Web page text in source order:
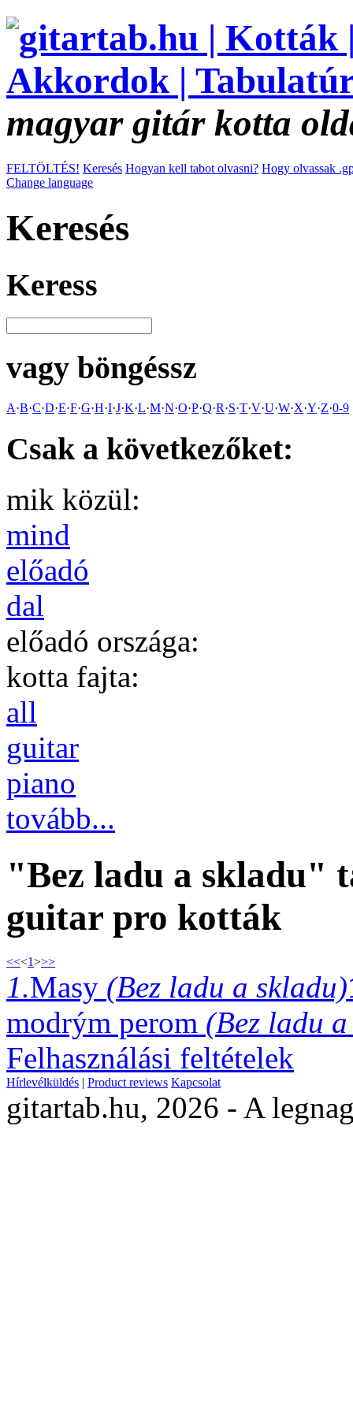
magyar gitár kotta
FELTÖLTÉS! Keresés Hogyan kell tabot olvasni? Hogy olvassak
Change language
Keresés
Keress
vagy böngéssz
A·B·C·D·E·F·G·H·I·J·K·L·M·N·O·P·Q·R·S·T·V·U·W·X·Y·Z·0-9
Csak a következőket:
mik közül:
mind
előadó
dal
előadó országa:
kotta fajta:
all
guitar
piano
tovább...
"Bez ladu a skladu"
guitar pro kották
<<<1>>>
1.Masy (Bez ladu a skladu)
modrým perom (Bez ladu
Felhasználási feltételek
Hírlevélküldés | Product reviews Kapcsolat
gitartab.hu, 2026 - A